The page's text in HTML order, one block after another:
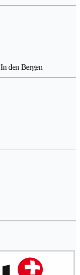
In den Bergen